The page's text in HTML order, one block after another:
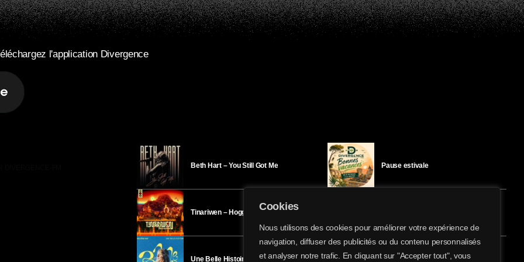
Cookies
Nous utilisons des cookies pour améliorer votre expérience de
navigation, diffuser des publicités ou du contenu personnalisés
et analyser notre trafic. En cliquant sur "Accepter tout", vous
share
email
l'application Divergence
Beth Hart – You Still Got Me
Tinariwen – Hoggar
Une Belle Histoire – Héloïse Bay
Pause estivale
Ici l’Ombre – mardi 28 juillet